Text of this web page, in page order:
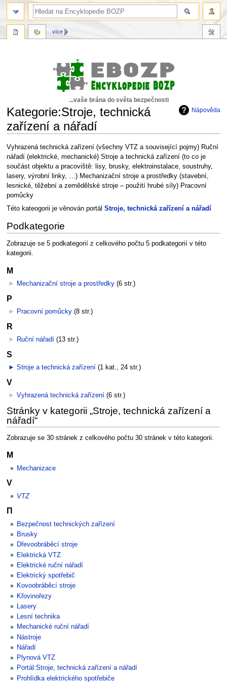
...vaše brána do světa bezpečnosti
Nápověda
Kategorie:Stroje, technická
zařízení a nářadí
Skočit
na
navigaci
Skočit
na
vyhledávání
Vyhrazená technická zařízení (všechny VTZ a související pojmy) Ruční
nářadí (elektrické, mechanické) Stroje a technická zařízení (to co je
součást objektu a pracoviště: lisy, brusky, elektroinstalace, soustruhy,
lasery, výrobní linky, …) Mechanizační stroje a prostředky (stavební,
lesnické, těžební a zemědělské stroje – použití hrubé síly) Pracovní
pomůcky
Této kateogorii je věnován portál Stroje, technická zařízení a nářadí
Podkategorie
Zobrazuje se 5 podkategorií z celkového počtu 5 podkategorií v této
kategorii.
M
► Mechanizační stroje a prostředky‎ (6 str.)
P
► Pracovní pomůcky‎ (8 str.)
R
► Ruční nářadí (13 str.)
S
► Stroje a technická zařízení (1 kat., 24 str.)
V
► Vyhrazená technická zařízení (6 str.)
Stránky v kategorii „Stroje, technická zařízení a
nářadí“
Zobrazuje se 30 stránek z celkového počtu 30 stránek v této kategorii.
M
Mechanizace
V
VTZ
Π
Bezpečnost technických zařízení
Brusky
Dřevoobráběcí stroje
Elektrická VTZ
Elektrické ruční nářadí
Elektrický spotřebič
Kovoobráběcí stroje
Křovinořezy
Lasery
Lesní technika
Mechanické ruční nářadí
Nástroje
Nářadí
Plynová VTZ
Portál:Stroje, technická zařízení a nářadí
Prohlídka elektrického spotřebiče
více